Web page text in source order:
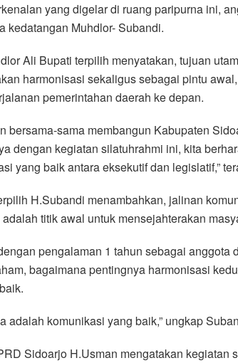
yang digelar di ruang paripurna ini,
kedatangan Muhdlor- Subandi.
Ali Bupati terpilih menyatakan, tujuan
harmonisasi sekaligus sebagai pintu
pemerintahan daerah ke depan.
bersama-sama membangun Kabupaten
dengan kegiatan silatuhrahmi ini, kita
yang baik antara eksekutif dan legislatif,”
H.Subandi menambahkan, jalinan
titik awal untuk mensejahterakan
pengalaman 1 tahun sebagai anggota
bagaimana pentingnya harmonisasi
adalah komunikasi yang baik,” ungkap
Sidoarjo H.Usman mengatakan kegiatan